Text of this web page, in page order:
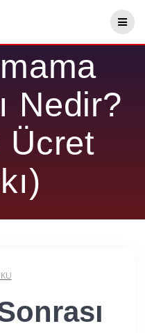
Nedir?
Ücret